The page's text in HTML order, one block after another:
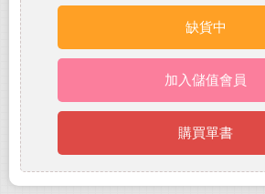
缺貨中
加入儲值會員
購買單書